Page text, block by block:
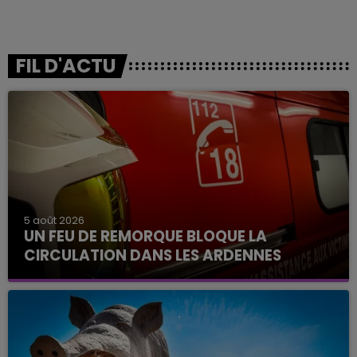
FIL D'ACTU
5 août 2026
UN FEU DE REMORQUE BLOQUE LA
CIRCULATION DANS LES ARDENNES
Un feu de remorque s'est déclaré ce mercredi en
fin de matinée sur l'A34.